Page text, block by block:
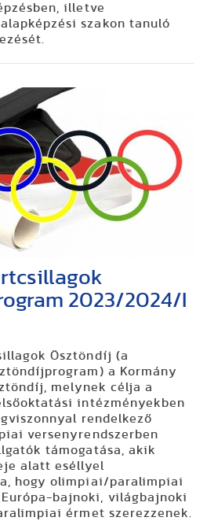
illetve
szakon tanuló
2023/2024/I
Ösztöndíj (a
a Kormány
melynek célja a
intézményekben
rendelkező
versenyrendszerben
támogatása, akik
alatt eséllyel
hogy olimpiai/paralimpiai
bajnoki, világbajnoki
érmet szerezzenek.